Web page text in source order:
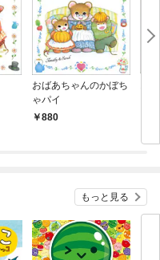
おばあちゃんのかぼち
ゃパイ
880
もっと見る